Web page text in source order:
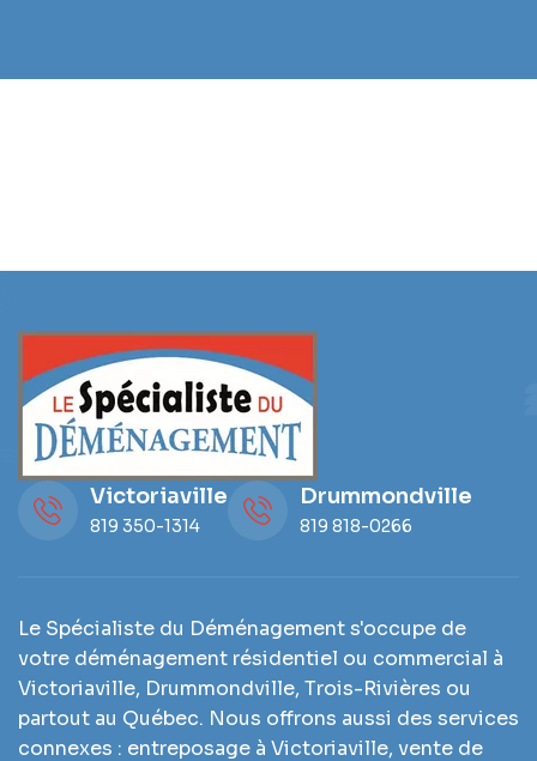
Victoriaville
819 350-1314
Drummondville
819 818-0266
Le Spécialiste du Déménagement s'occupe de
votre déménagement résidentiel ou commercial à
Victoriaville, Drummondville, Trois-Rivières ou
partout au Québec. Nous offrons aussi des services
connexes : entreposage à Victoriaville, vente de